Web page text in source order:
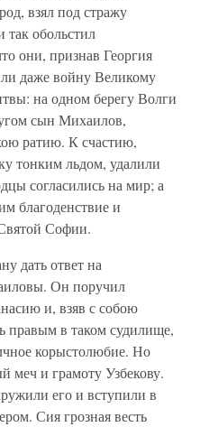
взял под стражу
обольстил
они, признав Георгия
даже войну Великому
на одном берегу Волги
сын Михаилов,
ратию. К счастию,
тонким льдом, удалили
согласились на мир; а
благоденствие и
Софии.
дать ответ на
Он поручил
и, взяв с собою
правым в таком судилище,
корыстолюбие. Но
и грамоту Узбекову.
его и вступили в
Сия грозная весть